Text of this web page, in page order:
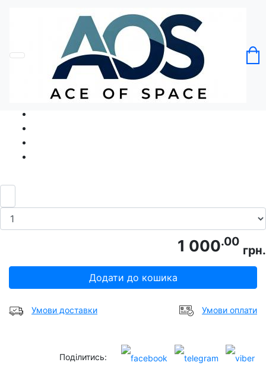
Без категорії
Щеня у квітах Собака Квіти
Код товару: Ace5428
1 000.00
грн.
Додати до кошика
Умови доставки Умови оплати
Поділитись: